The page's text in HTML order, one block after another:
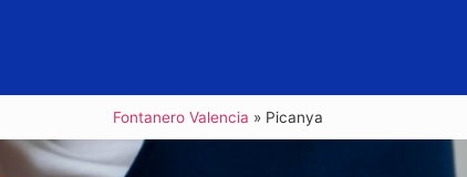
Fontanero Valencia » Picanya